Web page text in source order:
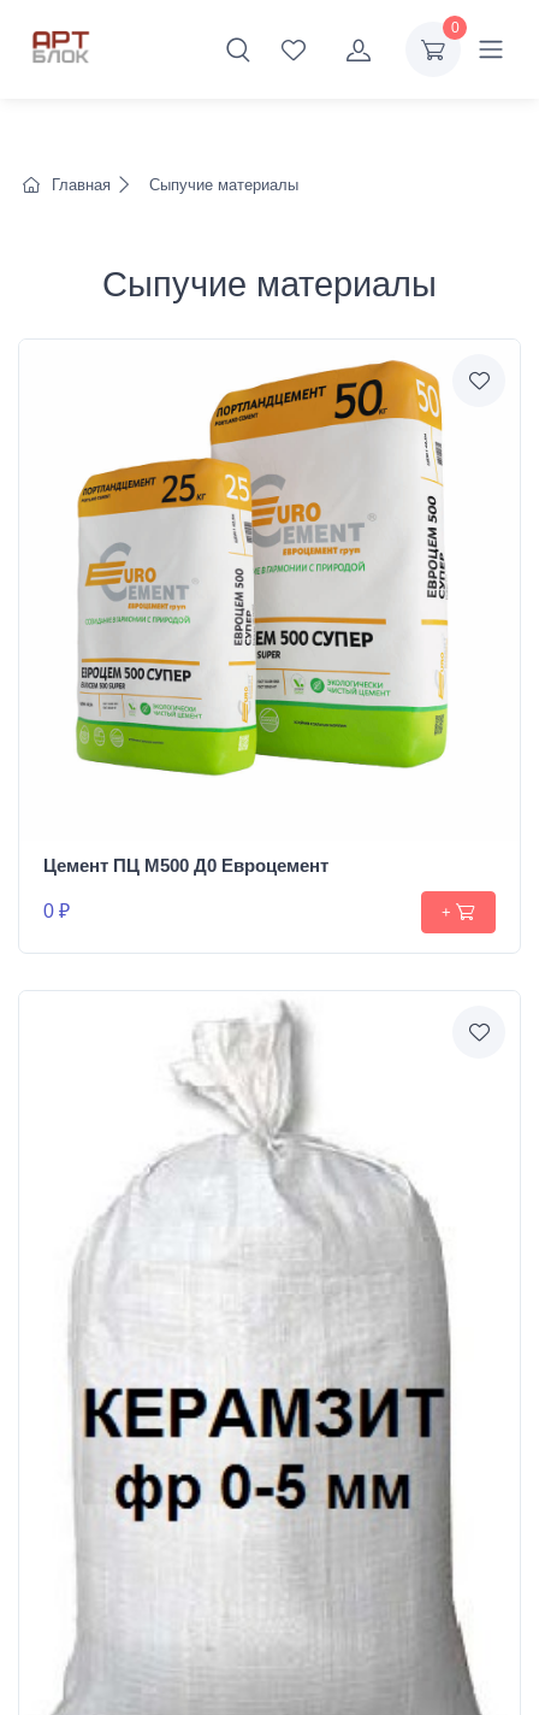
0
Главная Сыпучие материалы
Сыпучие материалы
Цемент ПЦ М500 Д0 Евроцемент
0 ₽ +